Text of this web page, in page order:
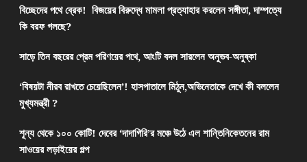
বিচ্ছেদের পথে ব্রেক! বিজয়ের বিরুদ্ধে মামলা প্রত্যাহার করলেন সঙ্গীতা, দাম্পত্যে
কি বরফ গলছে?
সাড়ে তিন বছরের প্রেম পরিণয়ের পথে, আংটি বদল সারলেন অনুভব-অনুষ্কা
‘বিষয়টা নীরব রাখতে চেয়েছিলেন’! হাসপাতালে মিঠুন,অভিনেতাকে দেখে কী বললেন
মুখ্যমন্ত্রী ?
শূন্য থেকে ১০০ কোটি! দেবের ‘দাদাগিরি’র মঞ্চে উঠে এল শান্তিনিকেতনের রাম
সাওয়ের লড়াইয়ের গল্প